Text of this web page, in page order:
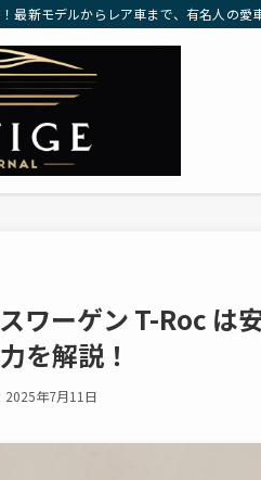
最新モデルからレア車まで、有名人の愛
スワーゲン T-Roc
を解説！
2025年7月11日